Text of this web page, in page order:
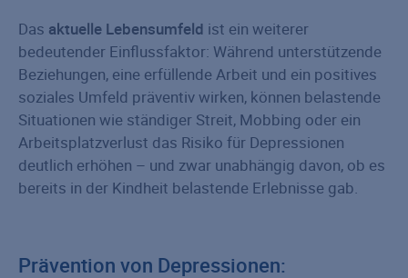
Das aktuelle Lebensumfeld ist ein weiterer
bedeutender Einflussfaktor: Während unterstützende
Beziehungen, eine erfüllende Arbeit und ein positives
soziales Umfeld präventiv wirken, können belastende
Situationen wie ständiger Streit, Mobbing oder ein
Arbeitsplatzverlust das Risiko für Depressionen
deutlich erhöhen – und zwar unabhängig davon, ob es
bereits in der Kindheit belastende Erlebnisse gab.
Prävention von Depressionen: